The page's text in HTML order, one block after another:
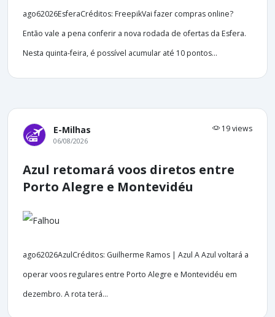
ago62026EsferaCréditos: FreepikVai fazer compras online?
Então vale a pena conferir a nova rodada de ofertas da Esfera.
Nesta quinta-feira, é possível acumular até 10 pontos...
E-Milhas 19 views
06/08/2026
Azul retomará voos diretos entre
Porto Alegre e Montevidéu
ago62026AzulCréditos: Guilherme Ramos | Azul A Azul voltará a
operar voos regulares entre Porto Alegre e Montevidéu em
dezembro. A rota terá...